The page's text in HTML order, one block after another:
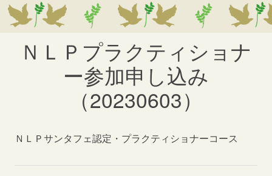
ＮＬＰプラクティショナ
ー参加申し込み
（20230603）
ＮＬＰサンタフェ認定・プラクティショナーコース